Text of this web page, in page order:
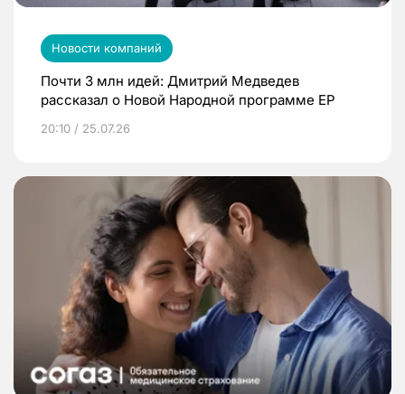
Новости компаний
Почти 3 млн идей: Дмитрий Медведев
рассказал о Новой Народной программе ЕР
20:10 / 25.07.26